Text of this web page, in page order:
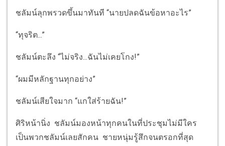
ชลัมน์ลุกพรวดขึ้นมาทันที “นายปลดฉันข้อหาอะไร”
“ทุจริต...”
ชลัมน์ตะลึง “ไม่จริง...ฉันไม่เคยโกง!”
“ผมมีหลักฐานทุกอย่าง”
ชลัมน์เสียใจมาก “แกใส่ร้ายฉัน!”
ศิริหน้านิ่ง ชลัมน์มองหน้าทุกคนในที่ประชุมไม่มีใคร
เป็นพวกชลัมน์เลยสักคน ชายหนุ่มรู้สึกจนตรอกที่สุด